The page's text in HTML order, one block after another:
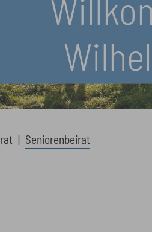
Seniorenbeirat